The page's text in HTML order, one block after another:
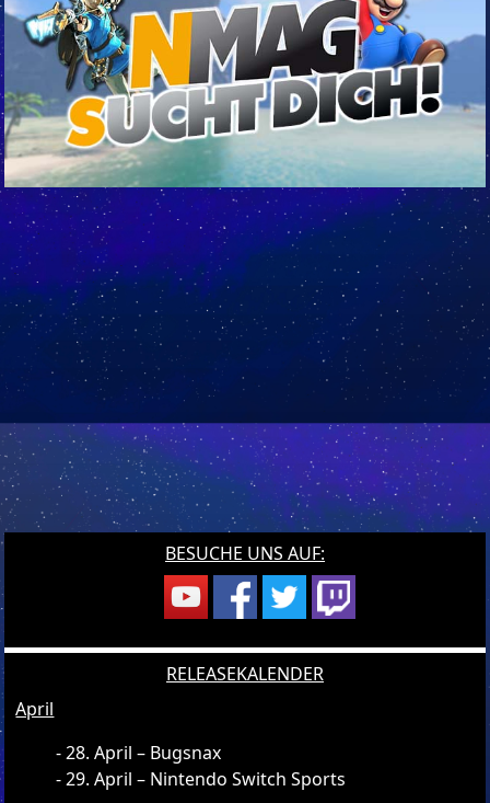
BESUCHE UNS AUF:
RELEASEKALENDER
April
28. April – Bugsnax
29. April – Nintendo Switch Sports